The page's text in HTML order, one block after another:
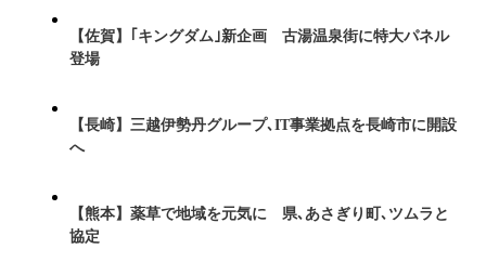
【佐賀】｢キングダム｣新企画 古湯温泉街に特大パネル
登場
【長崎】三越伊勢丹グループ､IT事業拠点を長崎市に開設
へ
【熊本】薬草で地域を元気に 県､あさぎり町､ツムラと
協定